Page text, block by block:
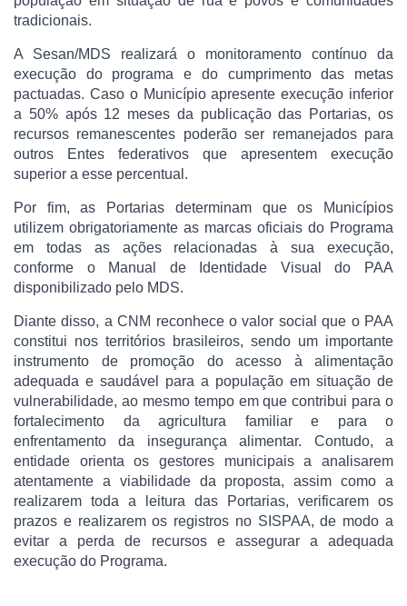
tradicionais.
A Sesan/MDS realizará o monitoramento contínuo da
execução do programa e do cumprimento das metas
pactuadas. Caso o Município apresente execução inferior
a 50% após 12 meses da publicação das Portarias, os
recursos remanescentes poderão ser remanejados para
outros Entes federativos que apresentem execução
superior a esse percentual.
Por fim, as Portarias determinam que os Municípios
utilizem obrigatoriamente as marcas oficiais do Programa
em todas as ações relacionadas à sua execução,
conforme o Manual de Identidade Visual do PAA
disponibilizado pelo MDS.
Diante disso, a CNM reconhece o valor social que o PAA
constitui nos territórios brasileiros, sendo um importante
instrumento de promoção do acesso à alimentação
adequada e saudável para a população em situação de
vulnerabilidade, ao mesmo tempo em que contribui para o
fortalecimento da agricultura familiar e para o
enfrentamento da insegurança alimentar. Contudo, a
entidade orienta os gestores municipais a analisarem
atentamente a viabilidade da proposta, assim como a
realizarem toda a leitura das Portarias, verificarem os
prazos e realizarem os registros no SISPAA, de modo a
evitar a perda de recursos e assegurar a adequada
execução do Programa.